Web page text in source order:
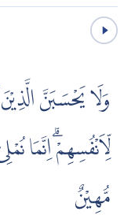
وَلَا يَحْسَبَنَّ
لِّاَنْفُسِهِمْۗ اِنَّمَا
مُّهِيْنٌ